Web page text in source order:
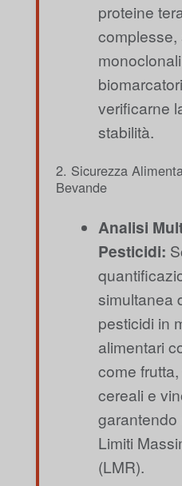
proteine
complesse,
verificarne
stabilità.
2. Sicurezza
Bevande
Analisi
Pesticidi:
simultanea
pesticidi in
alimentari
come
cereali e
garantendo
Limiti
(LMR).